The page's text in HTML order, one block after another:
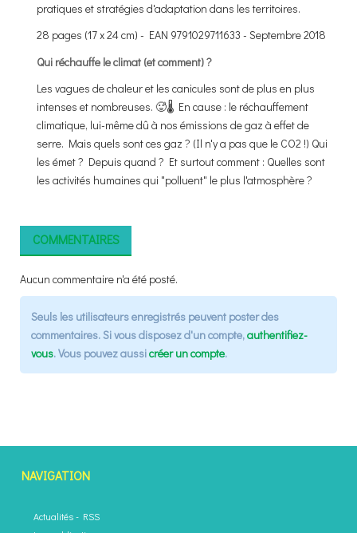
pratiques et stratégies d'adaptation dans les territoires.
28 pages (17 x 24 cm) - EAN 9791029711633 - Septembre 2018
Qui réchauffe le climat (et comment) ?
Les vagues de chaleur et les canicules sont de plus en plus
intenses et nombreuses. 🥵🌡️ En cause : le réchauffement
climatique, lui-même dû à nos émissions de gaz à effet de
serre. Mais quels sont ces gaz ? (Il n'y a pas que le CO2 !) Qui
les émet ? Depuis quand ? Et surtout comment : Quelles sont
les activités humaines qui "polluent" le plus l'atmosphère ?
COMMENTAIRES
Aucun commentaire n'a été posté.
Seuls les utilisateurs enregistrés peuvent poster des
commentaires. Si vous disposez d'un compte,authentifiez-
vous. Vous pouvez aussicréer un compte.
NAVIGATION
Actualités- RSS